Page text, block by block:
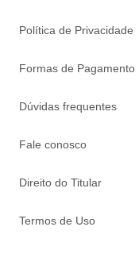
Política de Privacidade
Formas de Pagamento
Dúvidas frequentes
Fale conosco
Direito do Titular
Termos de Uso